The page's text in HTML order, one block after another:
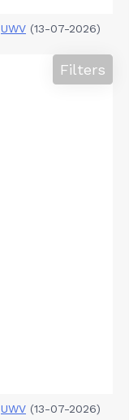
UWV (13-07-2026)
Filters
UWV (13-07-2026)